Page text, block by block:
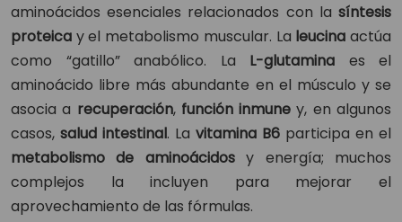
aminoácidos esenciales relacionados con la síntesis
proteica y el metabolismo muscular. La leucina actúa
como “gatillo” anabólico. La L-glutamina es el
aminoácido libre más abundante en el músculo y se
asocia a recuperación, función inmune y, en algunos
casos, salud intestinal. La vitamina B6 participa en el
metabolismo de aminoácidosy energía; muchos
complejos la incluyen para mejorar el
aprovechamiento de las fórmulas.